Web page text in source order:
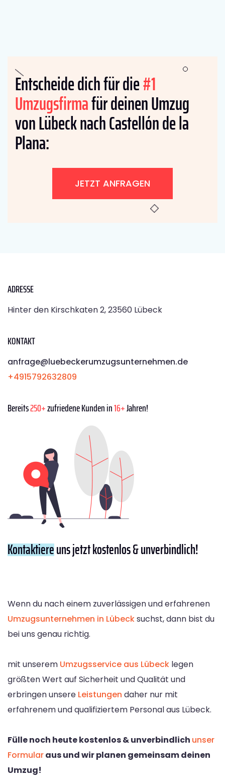
Entscheide dich für die#1
Umzugsfirmafür deinen Umzug
von Lübeck nach Castellón de la
Plana:
JETZT ANFRAGEN
ADRESSE
Hinter den Kirschkaten 2, 23560 Lübeck
KONTAKT
anfrage@luebeckerumzugsunternehmen.de
+4915792632809
Bereits250+zufriedene Kunden in16+Jahren!
Kontaktiereuns jetzt kostenlos & unverbindlich!
Wenn du nach einem zuverlässigen und erfahrenen
Umzugsunternehmen in Lübecksuchst, dann bist du
bei uns genau richtig.
mit unserem Umzugsservice aus Lübeck legen
größten Wert auf Sicherheit und Qualität und
erbringen unsere Leistungen daher nur mit
erfahrenem und qualifiziertem Personal aus Lübeck.
Fülle noch heute kostenlos & unverbindlich unser
Formularaus und wir planen gemeinsam deinen
Umzug!